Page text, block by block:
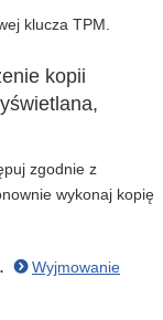
klucza TPM.
kopii
zgodnie z
wykonaj kopię
Wyjmowanie